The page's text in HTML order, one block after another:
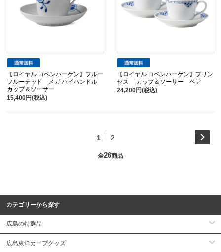
【ロイヤル コペンハーゲン】ブルー
フルーテッド メガ ハイハンドル
カップ＆ソーサー
15,400円(税込)
【ロイヤル コペンハーゲン】プリン
セス カップ＆ソーサー ペア
24,200円(税込)
1 2
全26商品
カテゴリーから探す
広島の特選品
広島東洋カープグッズ